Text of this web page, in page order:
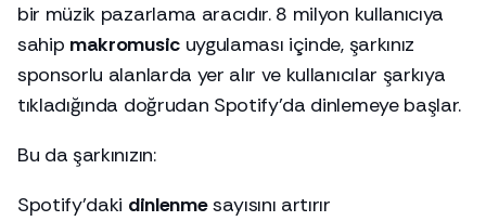
bir müzik pazarlama aracıdır. 8 milyon kullanıcıya
sahip makromusicuygulaması içinde, şarkınız
sponsorlu alanlarda yer alır ve kullanıcılar şarkıya
tıkladığında doğrudan Spotify’da dinlemeye başlar.
Bu da şarkınızın:
Spotify’daki dinlenmesayısını artırır